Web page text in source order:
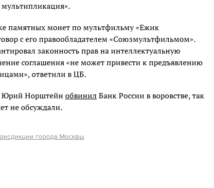
мультипликация».
памятных монет по мультфильму «Ежик
с его правообладателем «Союзмультфильмом».
законность прав на интеллектуальную
соглашения «не может привести к предъявлению
ответили в ЦБ.
Юрий Норштейн обвинил Банк России в воровстве, так
не обсуждали.
города Москвы